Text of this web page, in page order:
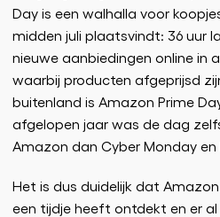
Day is een walhalla voor
midden juli plaatsvindt: 36 uur
nieuwe aanbiedingen online in
waarbij producten afgeprijsd
buitenland is Amazon Prime
afgelopen jaar was de dag
Amazon dan Cyber Monday en
Het is dus duidelijk dat
een tijdje heeft ontdekt en er